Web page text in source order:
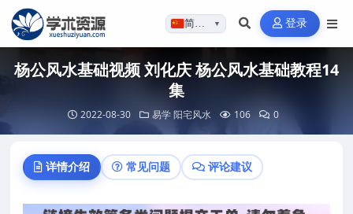
简体…▼ 登录
杨公风水基础视频 刘化庆 杨公风水基础教程14
集
2022-08-30 易学阳宅风水 106 0
详情介绍 常见问题 评论建议